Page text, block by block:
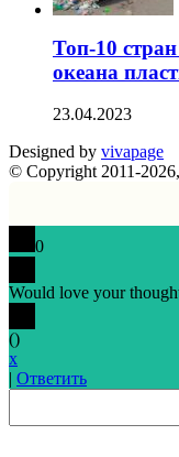
Топ-10
океана
23.04.2023
Designed by vivapage
© Copyright 2011-
0
Would love your
()
x
| Ответить